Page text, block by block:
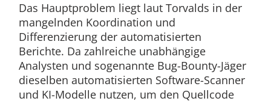
Das Hauptproblem liegt laut Torvalds in der
mangelnden Koordination und
Differenzierung der automatisierten
Berichte. Da zahlreiche unabhängige
Analysten und sogenannte Bug-Bounty-Jäger
dieselben automatisierten Software-Scanner
und KI-Modelle nutzen, um den Quellcode